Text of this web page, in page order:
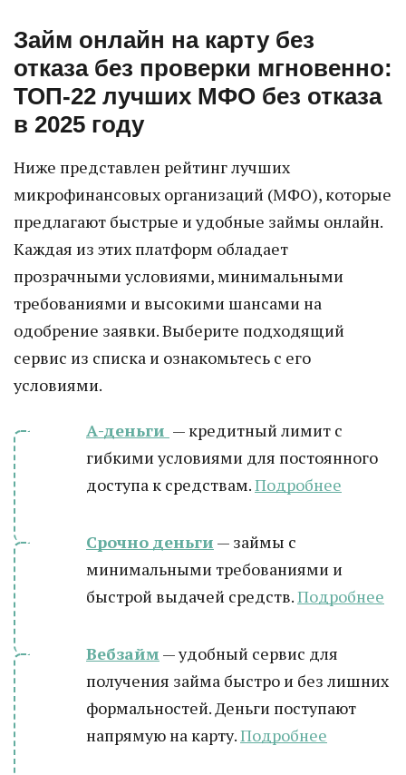
Займ онлайн на карту без
отказа без проверки мгновенно:
ТОП-22 лучших МФО без отказа
в 2025 году
Ниже представлен рейтинг лучших
микрофинансовых организаций (МФО), которые
предлагают быстрые и удобные займы онлайн.
Каждая из этих платформ обладает
прозрачными условиями, минимальными
требованиями и высокими шансами на
одобрение заявки. Выберите подходящий
сервис из списка и ознакомьтесь с его
условиями.
А-деньги — кредитный лимит с
гибкими условиями для постоянного
доступа к средствам.Подробнее
Срочно деньги — займы с
минимальными требованиями и
быстрой выдачей средств.Подробнее
Вебзайм — удобный сервис для
получения займа быстро и без лишних
формальностей. Деньги поступают
напрямую на карту.Подробнее